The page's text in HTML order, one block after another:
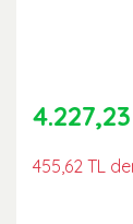
455,62 TL